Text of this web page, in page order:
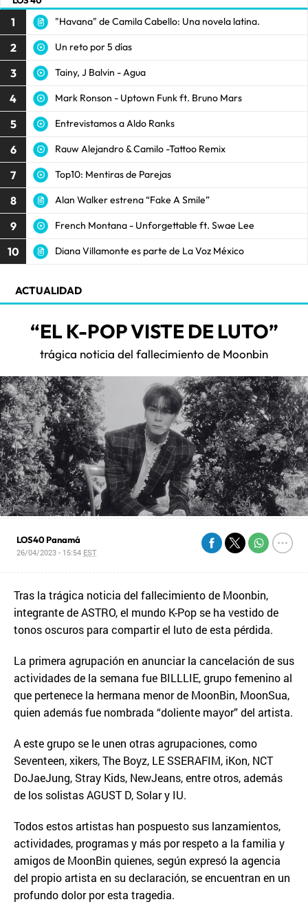
1 "Havana" de Camila Cabello: Una novela latina.
2 Un reto por 5 días
3 Tainy, J Balvin - Agua
4 Mark Ronson - Uptown Funk ft. Bruno Mars
5 Entrevistamos a Aldo Ranks
6 Rauw Alejandro & Camilo -Tattoo Remix
7 Top10: Mentiras de Parejas
8 Alan Walker estrena “Fake A Smile”
9 French Montana - Unforgettable ft. Swae Lee
10 Diana Villamonte es parte de La Voz México
ACTUALIDAD
“EL K-POP VISTE DE LUTO”
trágica noticia del fallecimiento de Moonbin
LOS40 Panamá
26/04/2023 - 15:54 EST
Tras la trágica noticia del fallecimiento de Moonbin,
integrante de ASTRO, el mundo K-Pop se ha vestido de
tonos oscuros para compartir el luto de esta pérdida.
La primera agrupación en anunciar la cancelación de sus
actividades de la semana fue BILLLIE, grupo femenino al
que pertenece la hermana menor de MoonBin, MoonSua,
quien además fue nombrada “doliente mayor” del artista.
A este grupo se le unen otras agrupaciones, como
Seventeen, xikers, The Boyz, LE SSERAFIM, iKon, NCT
DoJaeJung, Stray Kids, NewJeans, entre otros, además
de los solistas AGUST D, Solar y IU.
Todos estos artistas han pospuesto sus lanzamientos,
actividades, programas y más por respeto a la familia y
amigos de MoonBin quienes, según expresó la agencia
del propio artista en su declaración, se encuentran en un
profundo dolor por esta tragedia.